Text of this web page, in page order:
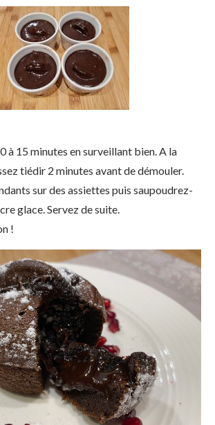
à 15 minutes en surveillant bien. A la
tiédir 2 minutes avant de démouler.
sur des assiettes puis saupoudrez-
glace. Servez de suite.
!